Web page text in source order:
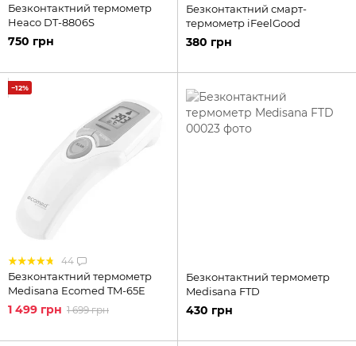
Безконтактний термометр
Heaco DT-8806S
750 грн
Безконтактний смарт-
термометр iFeelGood
380 грн
−12%
44
Безконтактний термометр
Medisana Ecomed TM-65E
1 499 грн 1 699 грн
Безконтактний термометр
Medisana FTD
430 грн